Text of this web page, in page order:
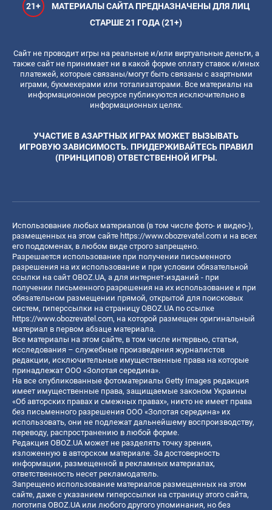
21+
МАТЕРИАЛЫ САЙТА ПРЕДНАЗНАЧЕНЫ ДЛЯ ЛИЦ
СТАРШЕ 21 ГОДА (21+)
Сайт не проводит игры на реальные и/или виртуальные деньги, а
также сайт не принимает ни в какой форме оплату ставок и/иных
платежей, которые связаны/могут быть связаны с азартными
играми, букмекерами или тотализаторами. Все материалы на
информационном ресурсе публикуются исключительно в
информационных целях.
УЧАСТИЕ В АЗАРТНЫХ ИГРАХ МОЖЕТ ВЫЗЫВАТЬ
ИГРОВУЮ ЗАВИСИМОСТЬ. ПРИДЕРЖИВАЙТЕСЬ ПРАВИЛ
(ПРИНЦИПОВ) ОТВЕТСТВЕННОЙ ИГРЫ.
Использование любых материалов (в том числе фото- и видео-),
размещенных на этом сайте https://www.obozrevatel.com и на всех
его поддоменах, в любом виде строго запрещено.
Разрешается использование при получении письменного
разрешения на их использование и при условии обязательной
ссылки на сайт OBOZ.UA, а для интернет-изданий - при
получении письменного разрешения на их использование и при
обязательном размещении прямой, открытой для поисковых
систем, гиперссылки на страницу OBOZ.UA по ссылке
https://www.obozrevatel.com, на которой размещен оригинальный
материал в первом абзаце материала.
Все материалы на этом сайте, в том числе интервью, статьи,
исследования – служебные произведения журналистов
редакции, исключительные имущественные права на которые
принадлежат ООО «Золотая середина».
На все опубликованные фотоматериалы Getty Images редакция
имеет имущественные права, защищаемые законом Украины
«Об авторских правах и смежных правах», никто не имеет права
без письменного разрешения ООО «Золотая середина» их
использовать, они не подлежат дальнейшему воспроизводству,
переводу, распространению в любой форме.
Редакция OBOZ.UA может не разделять точку зрения,
изложенную в авторском материале. За достоверность
информации, размещенной в рекламных материалах,
ответственность несет рекламодатель.
Запрещено использование материалов размещенных на этом
сайте, даже с указанием гиперссылки на страницу этого сайта,
логотипа OBOZ.UA или любого другого упоминания, но без